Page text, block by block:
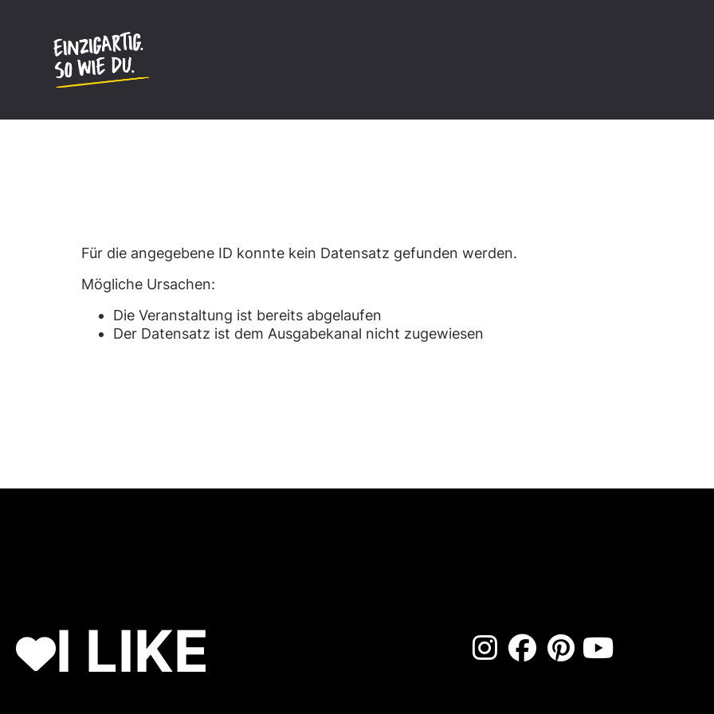
Für die angegebene ID konnte kein Datensatz gefunden werden.
Mögliche Ursachen:
Die Veranstaltung ist bereits abgelaufen
Der Datensatz ist dem Ausgabekanal nicht zugewiesen
I LIKE